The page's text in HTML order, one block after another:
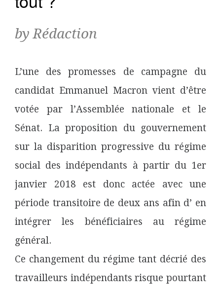
by Rédaction
L’une des promesses de campagne du
candidat Emmanuel Macron vient d’être
votée par l’Assemblée nationale et le
Sénat. La proposition du gouvernement
sur la disparition progressive du régime
social des indépendants à partir du 1er
janvier 2018 est donc actée avec une
période transitoire de deux ans afin d’ en
intégrer les bénéficiaires au régime
général.
Ce changement du régime tant décrié des
travailleurs indépendants risque pourtant